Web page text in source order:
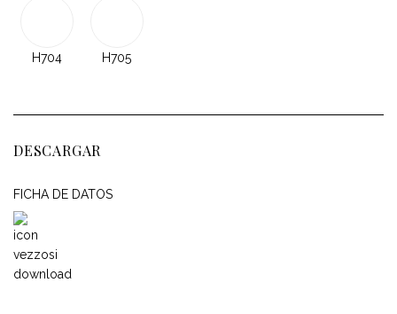
H704 H705
DESCARGAR
FICHA DE DATOS